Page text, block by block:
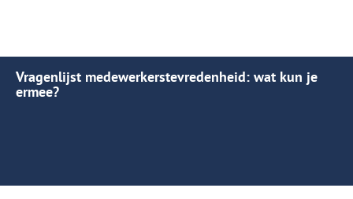
Vragenlijst medewerkerstevredenheid: wat kun je
ermee?